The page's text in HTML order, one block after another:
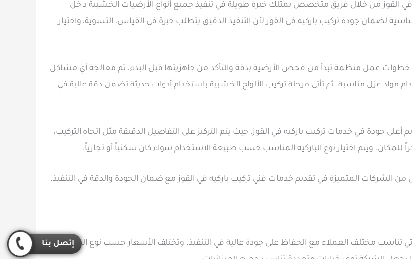
القوز من خلال فريق متخصص يمتلك خبرة طويلة في تنفيذ جميع أنواع الأرضيات الخشبية داخل
لضمان جودة تركيب باركيه في القوز لأن التنفيذ الدقيق يتطلب خبرة في القياس، التسوية، واختيار
عمل منظمة تبدأ من فحص الأرضية بدقة والتأكد من جاهزيتها قبل البدء، ثم معالجة أي مشاكل
مواد عزل مناسبة. ثم تأتي مرحلة تركيب الألواح الخشبية باستخدام أدوات حديثة تضمن دقة عالية في
جودة في خدمات تركيب باركيه في القوز، حيث يتم التركيز على التفاصيل الدقيقة مثل اتجاه التركيب،
للمكان. ويتم اختيار نوع الباركيه المناسب حسب طبيعة الاستخدام سواء كان سكنياً أو تجارياً.
المتميزة في تقديم خدمات فني تركيب باركيه في القوز مع ضمان الجودة والدقة في التنفيذ.
تناسب مختلف العملاء مع الحفاظ على جودة عالية في التنفيذ. وتختلف الأسعار حسب نوع الباركيهإتصل بنا